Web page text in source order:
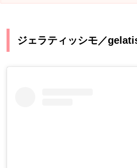
ジェラティッシモ／